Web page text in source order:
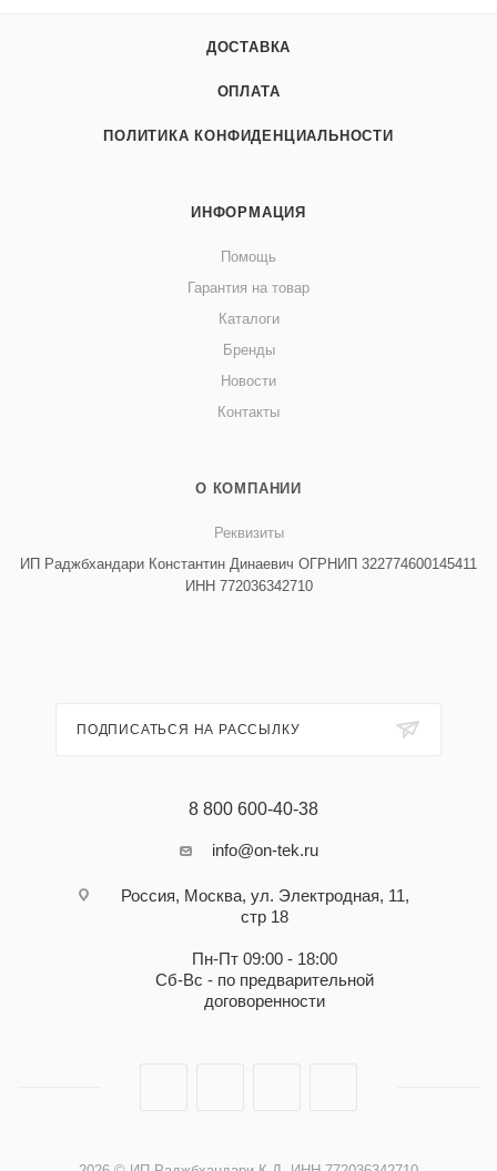
ДОСТАВКА
ОПЛАТА
ПОЛИТИКА КОНФИДЕНЦИАЛЬНОСТИ
ИНФОРМАЦИЯ
Помощь
Гарантия на товар
Каталоги
Бренды
Новости
Контакты
О КОМПАНИИ
Реквизиты
ИП Раджбхандари Константин Динаевич ОГРНИП 322774600145411
ИНН 772036342710
ПОДПИСАТЬСЯ НА РАССЫЛКУ
8 800 600-40-38
info@on-tek.ru
Россия, Москва, ул. Электродная, 11,
стр 18
Пн-Пт 09:00 - 18:00
Сб-Вс - по предварительной
договоренности